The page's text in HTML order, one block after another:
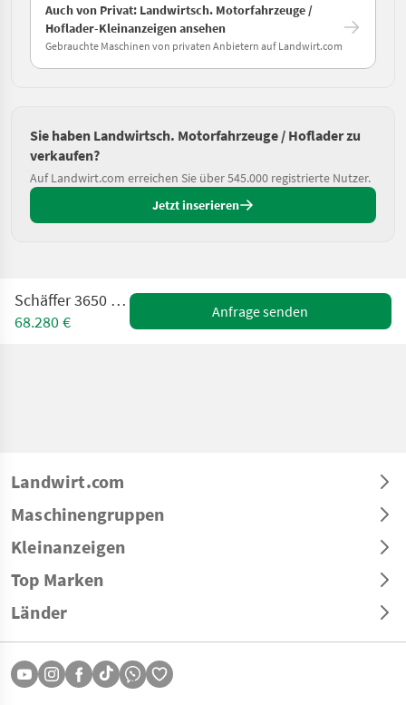
Auch von Privat: Landwirtsch. Motorfahrzeuge /
Hoflader-Kleinanzeigen ansehen
Gebrauchte Maschinen von privaten Anbietern auf Landwirt.com
Sie haben Landwirtsch. Motorfahrzeuge / Hoflader zu
verkaufen?
Auf Landwirt.com erreichen Sie über 545.000 registrierte Nutzer.
Jetzt inserieren
Schäffer 3650 mit Kabine
68.280 €
Anfrage senden
Landwirt.com
Maschinengruppen
Kleinanzeigen
Top Marken
Länder